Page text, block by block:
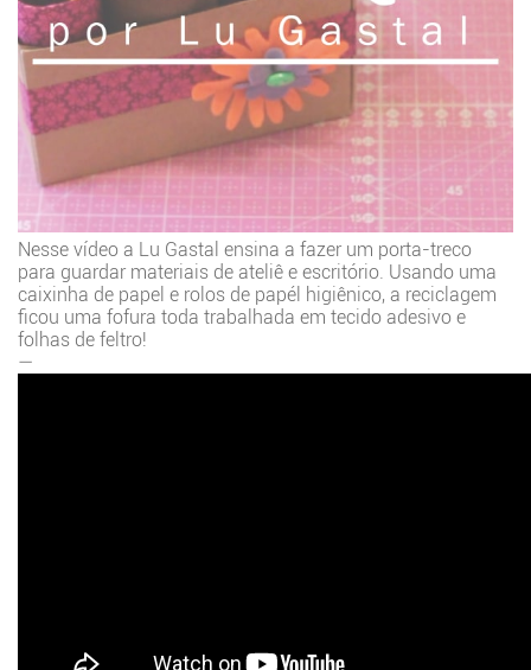
Nesse vídeo a Lu Gastal ensina a fazer um porta-treco
para guardar materiais de ateliê e escritório. Usando uma
caixinha de papel e rolos de papél higiênico, a reciclagem
ficou uma fofura toda trabalhada em tecido adesivo e
folhas de feltro!
—